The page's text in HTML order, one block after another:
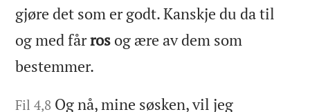
gjøre det som er godt. Kanskje du da til
og med fårros og ære av dem som
bestemmer.
Fil 4,8 Og nå, mine søsken, vil jeg